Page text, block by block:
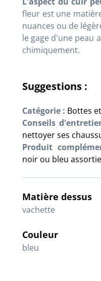
fleur est une
nuances ou de
le gage d'une peau
chimiquement.
Suggestions :
Catégorie : Bottes
Conseils
nettoyer ses
Produit
noir ou bleu assortie
Matière dessus
vachette
Couleur
bleu